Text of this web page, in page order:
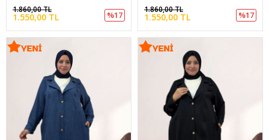
1.550,00 TL
1.860,00 TL
%17 1.550,00 TL
1.860,00 TL
%17